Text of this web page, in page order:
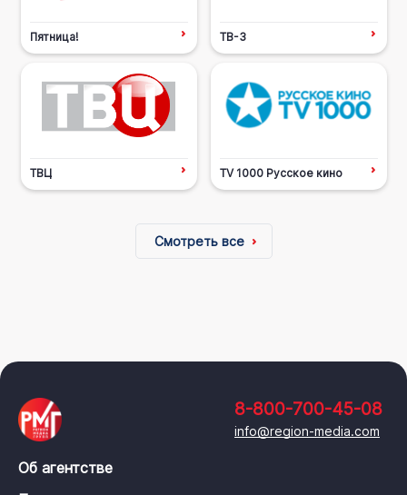
Пятница! ТВ-3
ТВЦ TV 1000 Русское кино
Смотреть все
8-800-700-45-08
info@region-media.com
Об агентстве